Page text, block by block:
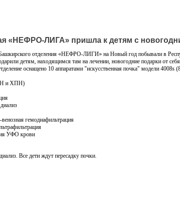
«НЕФРО-ЛИГА» пришла к детям с
отделения «НЕФРО-ЛИГИ» на Новый год побывали в
детям, находящимся там на лечении, новогодние подарки от
оснащено 10 аппаратами "искусственная почка" модели 4008s
и ХПН)
гемодиафильтрация
УФО крови
Все дети ждут пересадку почки.